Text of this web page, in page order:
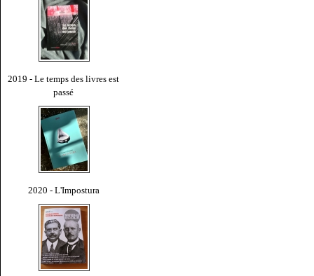
2019 - Le temps des livres est
passé
2020 - L'Impostura